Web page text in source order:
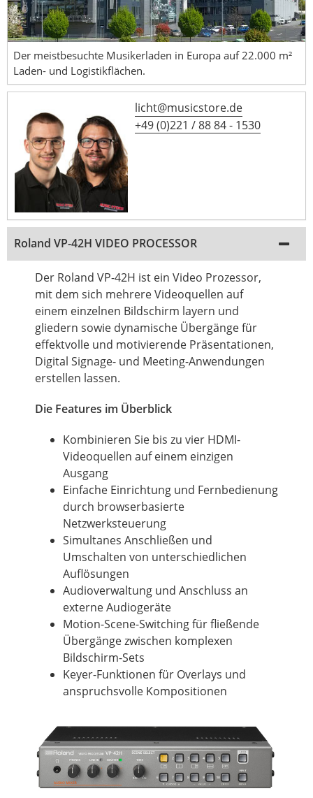
Der meistbesuchte Musikerladen in Europa auf 22.000 m²
Laden- und Logistikflächen.
licht@musicstore.de
+49 (0)221 / 88 84 - 1530
Roland VP-42H VIDEO PROCESSOR
Der Roland VP-42H ist ein Video Prozessor,
mit dem sich mehrere Videoquellen auf
einem einzelnen Bildschirm layern und
gliedern sowie dynamische Übergänge für
effektvolle und motivierende Präsentationen,
Digital Signage- und Meeting-Anwendungen
erstellen lassen.
Die Features im Überblick
Kombinieren Sie bis zu vier HDMI-
Videoquellen auf einem einzigen
Ausgang
Einfache Einrichtung und Fernbedienung
durch browserbasierte
Netzwerksteuerung
Simultanes Anschließen und
Umschalten von unterschiedlichen
Auflösungen
Audioverwaltung und Anschluss an
externe Audiogeräte
Motion-Scene-Switching für fließende
Übergänge zwischen komplexen
Bildschirm-Sets
Keyer-Funktionen für Overlays und
anspruchsvolle Kompositionen